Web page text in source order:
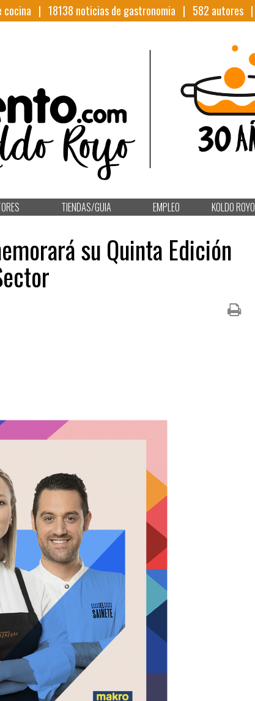
cocina | 18138 noticias de gastronomia | 582 autores |
TIENDAS/GUIA EMPLEO KOLDO ROYO
su Quinta Edición